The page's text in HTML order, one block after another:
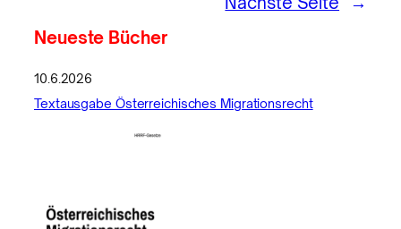
Neueste Bücher
10.6.2026
Textausgabe Österreichisches Migrationsrecht